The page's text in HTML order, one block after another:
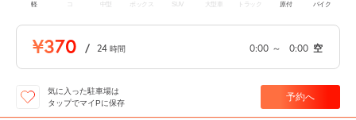
軽 中型 ボックス SUV 大型車 トラック 原付 バイク
¥370 / 24 時間 0:00 ～ 0:00 空
気に入った駐車場は
タップでマイPに保存
予約へ